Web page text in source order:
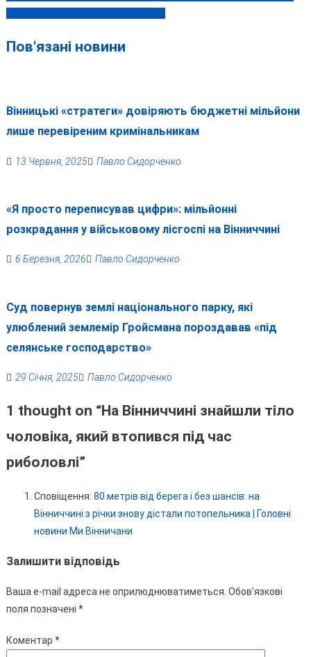
Пов'язані новини
Вінницькі «стратеги» довіряють бюджетні мільйони
лише перевіреним кримінальникам
13 Червня, 2025 Павло Сидорченко
«Я просто переписував цифри»: мільйонні
розкрадання у військовому лісгоспі на Вінниччині
6 Березня, 2026 Павло Сидорченко
Суд повернув землі національного парку, які
улюблений землемір Гройсмана пороздавав «під
селянське господарство»
29 Січня, 2025 Павло Сидорченко
1 thought on “На Вінниччині знайшли тіло
чоловіка, який втопився під час
риболовлі”
Сповіщення: 80 метрів від берега і без шансів: на
Вінниччині з річки знову дістали потопельника | Головні
новини Ми Вінничани
Залишити відповідь
Ваша e-mail адреса не оприлюднюватиметься. Обов’язкові
поля позначені *
Коментар *